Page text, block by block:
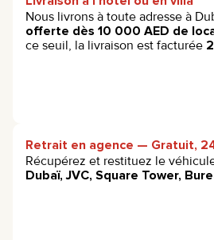
Nous livrons à toute adresse à
offerte dès 10 000 AED de
ce seuil, la livraison est facturée
Retrait en agence — Gratuit,
Récupérez et restituez le
Dubaï, JVC, Square Tower,